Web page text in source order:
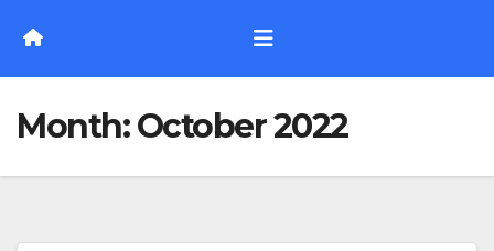
Month:October 2022